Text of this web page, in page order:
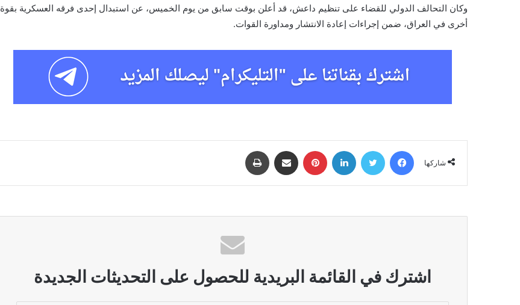
وكان التحالف الدولي للقضاء على تنظيم داعش، قد أعلن بوقت سابق من يوم الخميس، عن استبدال إحدى فرقه العسكرية بقوة
أخرى في العراق، ضمن إجراءات إعادة الانتشار ومداورة القوات.
شاركها
فيسبوك تويتر لينكدإن بينتيريست مشاركة عبر البريد
اشترك في القائمة البريدية للحصول على التحديثات الجديدة